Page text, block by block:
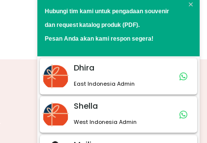
Marketplace
Hubungi tim kami untuk pengadaan souvenir
dan requestkatalog produk (PDF).
Pesan Anda akan kami respon segera!
Dhira
East Indonesia Admin
Shella
West Indonesia Admin